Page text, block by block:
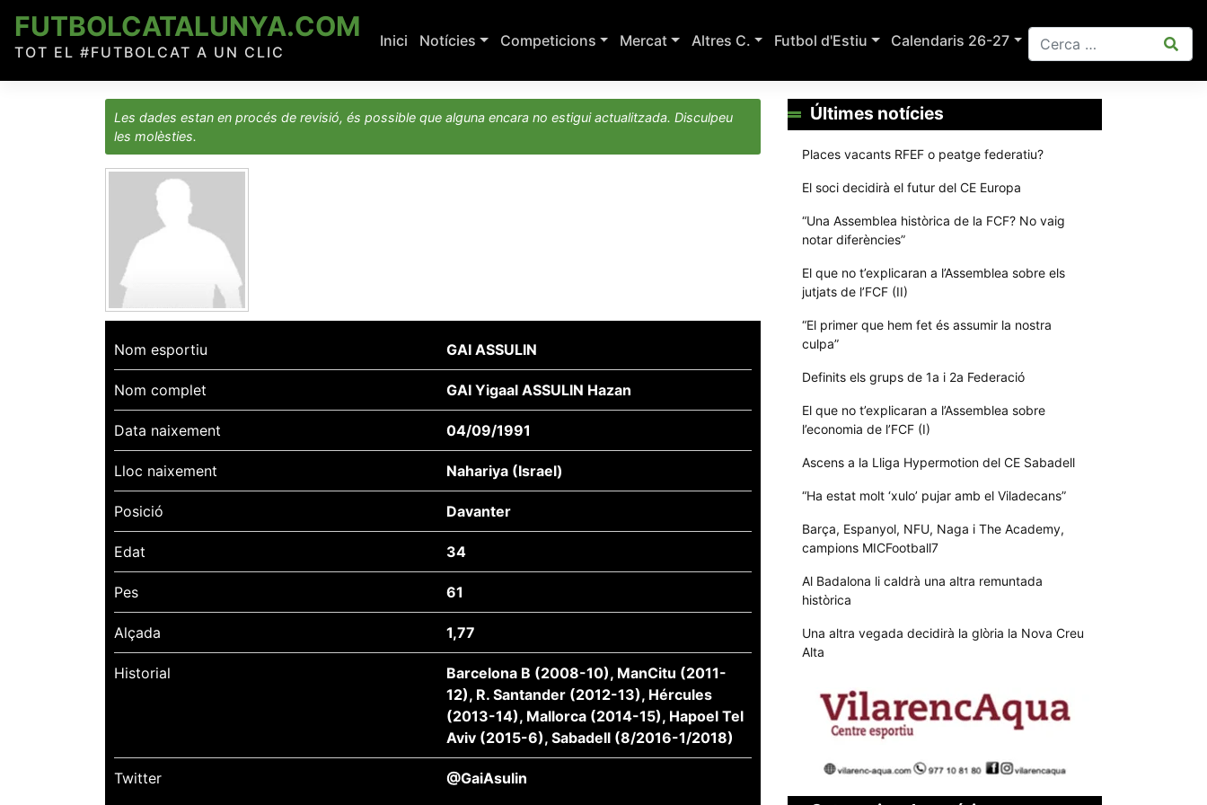
content
FUTBOLCATALUNYA.COM
TOT EL #FUTBOLCAT A UN CLIC
Inici Notícies Competicions Mercat Altres C. Futbol d'Estiu Calendaris 26-27
Les dades estan en procés de revisió, és possible que alguna encara no estigui actualitzada. Disculpeu
les molèsties.
Nom esportiu GAI ASSULIN
Nom complet GAI Yigaal ASSULIN Hazan
Data naixement 04/09/1991
Lloc naixement Nahariya (Israel)
Posició Davanter
Edat 34
Pes 61
Alçada 1,77
Historial
Barcelona B (2008-10), ManCitu (2011-
12), R. Santander (2012-13), Hércules
(2013-14), Mallorca (2014-15), Hapoel Tel
Aviv (2015-6), Sabadell (8/2016-1/2018)
Twitter @GaiAsulin
Últimes notícies
Places vacants RFEF o peatge federatiu?
El soci decidirà el futur del CE Europa
“Una Assemblea històrica de la FCF? No vaig
notar diferències”
El que no t’explicaran a l’Assemblea sobre els
jutjats de l’FCF (II)
“El primer que hem fet és assumir la nostra
culpa”
Definits els grups de 1a i 2a Federació
El que no t’explicaran a l’Assemblea sobre
l’economia de l’FCF (I)
Ascens a la Lliga Hypermotion del CE Sabadell
“Ha estat molt ‘xulo’ pujar amb el Viladecans”
Barça, Espanyol, NFU, Naga i The Academy,
campions MICFootball7
Al Badalona li caldrà una altra remuntada
històrica
Una altra vegada decidirà la glòria la Nova Creu
Alta
Aquestes
cookies no
són
opcionals,
són
necessàries